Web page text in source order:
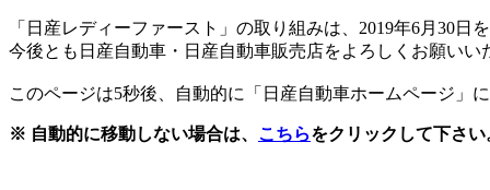
「日産レディーファースト」の取り組みは、2019年6月30日
今後とも日産自動車・日産自動車販売店をよろしくお願いい
このページは5秒後、自動的に「日産自動車ホームページ」
※ 自動的に移動しない場合は、 こちらをクリックして下さい